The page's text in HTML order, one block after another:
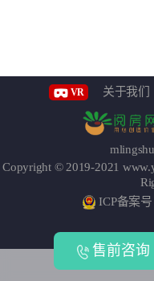
VR 关于我们
Copyright © 2019-2021
ICP备案
售前咨询